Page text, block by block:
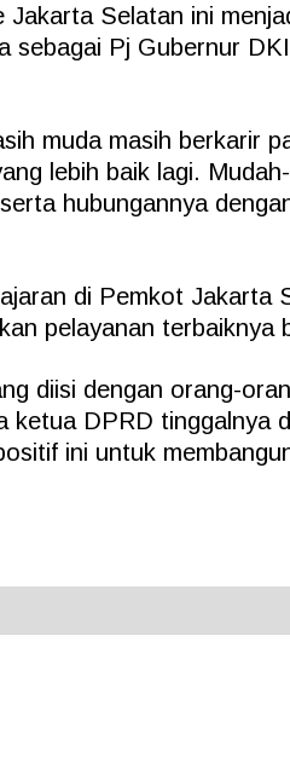
Selatan ini
sebagai Pj Gubernur
muda masih berkarir
lebih baik lagi.
hubungannya
di Pemkot Jakarta
pelayanan terbaiknya
diisi dengan orang-
ketua DPRD tinggalnya
ini untuk